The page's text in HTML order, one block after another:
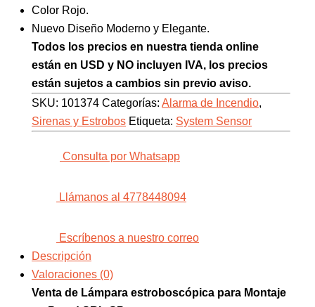
Color Rojo.
Nuevo Diseño Moderno y Elegante.
Todos los precios en nuestra tienda online
están en USD y NO incluyen IVA, los precios
están sujetos a cambios sin previo aviso.
SKU: 101374 Categorías: Alarma de Incendio,
Sirenas y Estrobos Etiqueta: System Sensor
Consulta por Whatsapp
Llámanos al 4778448094
Escríbenos a nuestro correo
Descripción
Valoraciones (0)
Venta de Lámpara estroboscópica para Montaje